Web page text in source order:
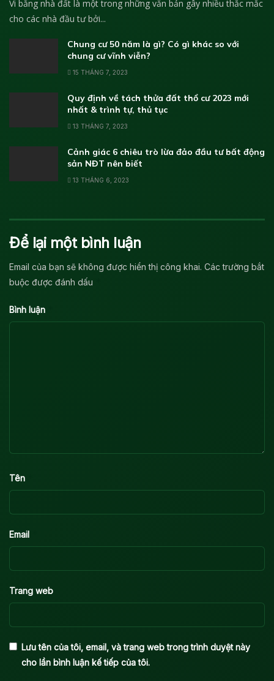
Vi bằng nhà đất là một trong những văn bản gây nhiều thắc mắc
cho các nhà đầu tư bởi...
Chung cư 50 năm là gì? Có gì khác so với
chung cư vĩnh viễn?
15 THÁNG 7, 2023
Quy định về tách thửa đất thổ cư 2023 mới
nhất & trình tự, thủ tục
13 THÁNG 7, 2023
Cảnh giác 6 chiêu trò lừa đảo đầu tư bất động
sản NĐT nên biết
13 THÁNG 6, 2023
Để lại một bình luận
Email của bạn sẽ không được hiển thị công khai. Các trường bắt
buộc được đánh dấu
Bình luận
Tên
Email
Trang web
Lưu tên của tôi, email, và trang web trong trình duyệt này
cho lần bình luận kế tiếp của tôi.